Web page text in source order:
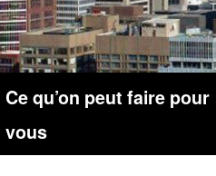
Ce qu’on peut faire pour
vous